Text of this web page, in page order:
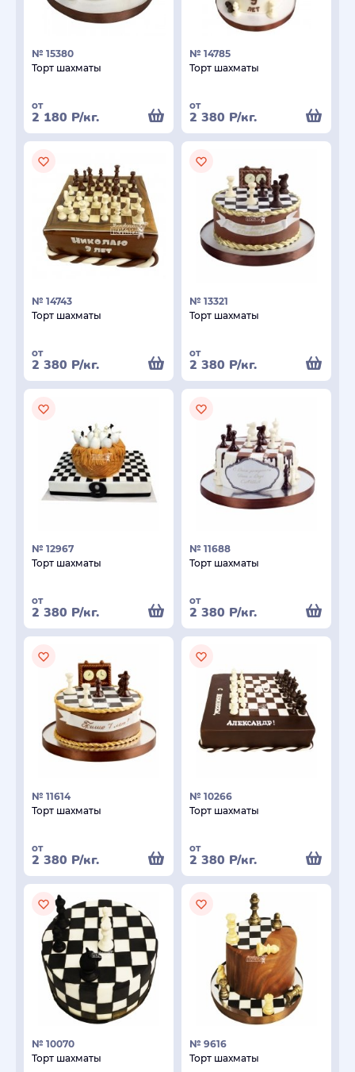
№ 15380
Торт шахматы
от
2 180 Р/кг.
№ 14785
Торт шахматы
от
2 380 Р/кг.
№ 14743
Торт шахматы
от
2 380 Р/кг.
№ 13321
Торт шахматы
от
2 380 Р/кг.
№ 12967
Торт шахматы
от
2 380 Р/кг.
№ 11688
Торт шахматы
от
2 380 Р/кг.
№ 11614
Торт шахматы
от
2 380 Р/кг.
№ 10266
Торт шахматы
от
2 380 Р/кг.
№ 10070
Торт шахматы
№ 9616
Торт шахматы